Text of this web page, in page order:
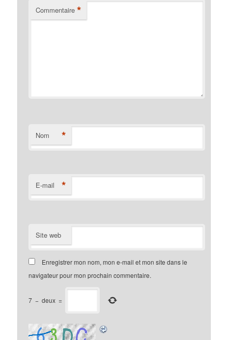
Commentaire *
Nom *
E-mail *
Site web
Enregistrer mon nom, mon e-mail et mon site dans le
navigateur pour mon prochain commentaire.
7 − deux =